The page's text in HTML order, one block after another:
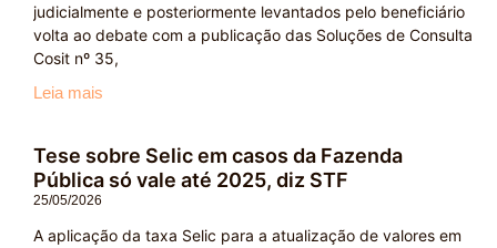
judicialmente e posteriormente levantados pelo beneficiário
volta ao debate com a publicação das Soluções de Consulta
Cosit nº 35,
Leia mais
Tese sobre Selic em casos da Fazenda
Pública só vale até 2025, diz STF
25/05/2026
A aplicação da taxa Selic para a atualização de valores em